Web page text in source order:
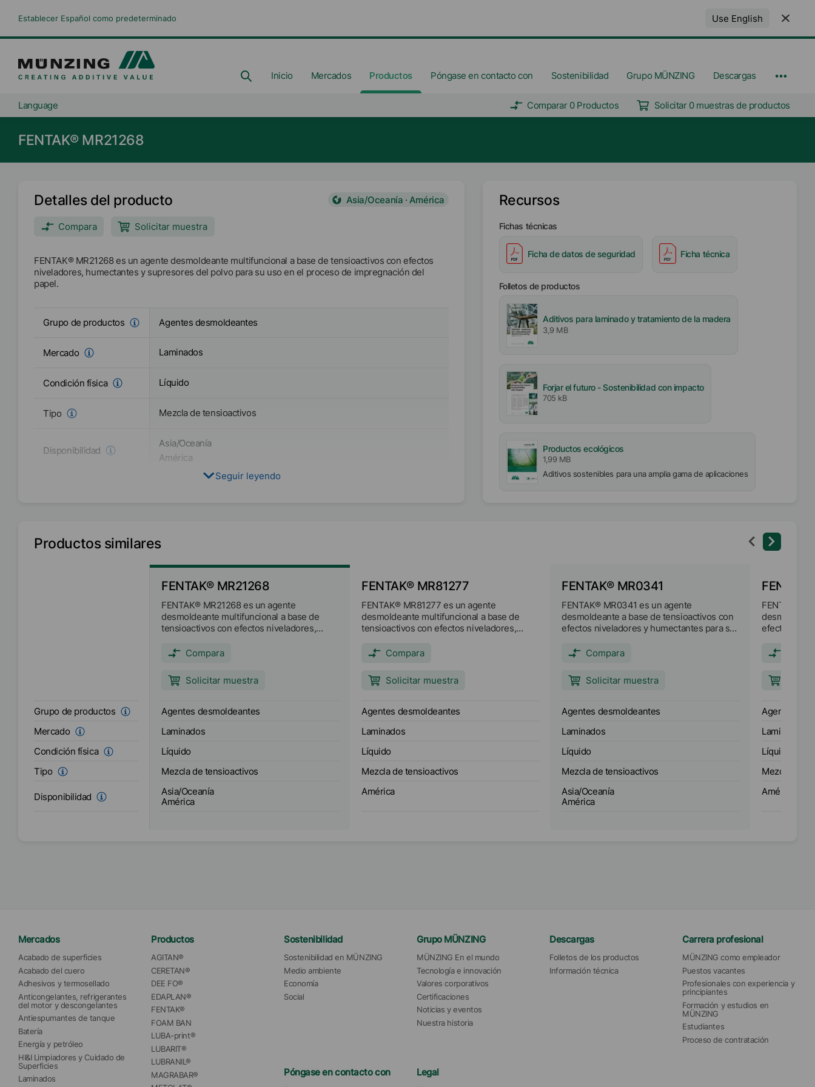
Establecer Español como predeterminado Use English
Inicio Mercados Productos Póngase en contacto con Sostenibilidad Grupo MÜNZING Descargas
Language Comparar 0 Productos Solicitar 0 muestras de productos
FENTAK® MR21268
Asia/Oceanía · América
Detalles del producto
Compara Solicitar muestra
FENTAK® MR21268 es un agente desmoldeante multifuncional a base de tensioactivos con efectos
niveladores, humectantes y supresores del polvo para su uso en el proceso de impregnación del
papel.
Grupo de productos Agentes desmoldeantes
Mercado Laminados
Condición física Líquido
Tipo Mezcla de tensioactivos
Disponibilidad
Asia/Oceanía
América
Seguir leyendo
Recursos
Fichas técnicas
Ficha de datos de seguridad Ficha técnica
Folletos de productos
Aditivos para laminado y tratamiento de la madera
3,9 MB
Forjar el futuro - Sostenibilidad con impacto
705 kB
Productos ecológicos
1,99 MB
Aditivos sostenibles para una amplia gama de aplicaciones
Productos similares
Grupo de productos
Mercado
Condición física
Tipo
Disponibilidad
FENTAK® MR21268
FENTAK® MR21268 es un agente
desmoldeante multifuncional a base de
tensioactivos con efectos niveladores,
su uso en el proceso de impregnación del
Compara
Solicitar muestra
Agentes desmoldeantes
Laminados
Líquido
Mezcla de tensioactivos
Asia/Oceanía
América
FENTAK® MR81277
FENTAK® MR81277 es un agente
desmoldeante multifuncional a base de
tensioactivos con efectos niveladores,
su uso en el proceso de impregnación del
Compara
Solicitar muestra
Agentes desmoldeantes
Laminados
Líquido
Mezcla de tensioactivos
América
FENTAK® MR0341
FENTAK® MR0341 es un agente
desmoldeante a base de tensioactivos con
efectos niveladores y humectantes para su
papel. Compara
Solicitar muestra
Agentes desmoldeantes
Laminados
Líquido
Mezcla de tensioactivos
Asia/Oceanía
América
FENTAK®
efectos
papel.
Agentes
Laminados
Líquido
Mezcla de
América
Mercados
Acabado de superficies
Acabado del cuero
Adhesivos y termosellado
Anticongelantes, refrigerantes
del motor y descongelantes
Antiespumantes de tanque
Batería
Energía y petróleo
HI&I Limpiadores y Cuidado de
Superficies
Laminados
Productos
AGITAN®
CERETAN®
DEE FO®
EDAPLAN®
FENTAK®
FOAM BAN
LUBA-print®
LUBARIT®
LUBRANIL®
MAGRABAR®
Sostenibilidad
Sostenibilidad en MÜNZING
Medio ambiente
Economía
Social
Grupo MÜNZING
MÜNZING En el mundo
Tecnología e innovación
Valores corporativos
Certificaciones
Noticias y eventos
Nuestra historia
Descargas
Folletos de los productos
Información técnica
Carrera profesional
MÜNZING como empleador
Puestos vacantes
Profesionales con experiencia y
principiantes
Formación y estudios en
MÜNZING
Estudiantes
Proceso de contratación
Póngase en contacto con Legal